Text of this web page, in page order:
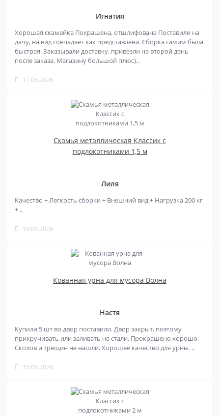
Игнатия
Хорошая скамейка Покрашена, отшлифована Поставили на
дачу, на вид совпадает как представлена. Сборка самим была
быстрая. Заказывали доставку, привезли на второй день
после заказа. Магазину большой плюс)..
17.06.2026
Скамья металлическая Классик с
подлокотниками 1,5 м
Лиля
Качество + Легкость сборки + Внешний вид + Нагрузка 200 кг
+ ..
19.05.2026
Кованная урна для мусора Волна
Настя
Купили 5 шт во двор поставили. Двор закрыт, поэтому
прикручивать или заливать не стали. Прокрашено хорошо.
Сколов и трещин не нашли. Хорошее качество для урны. ..
15.05.2026